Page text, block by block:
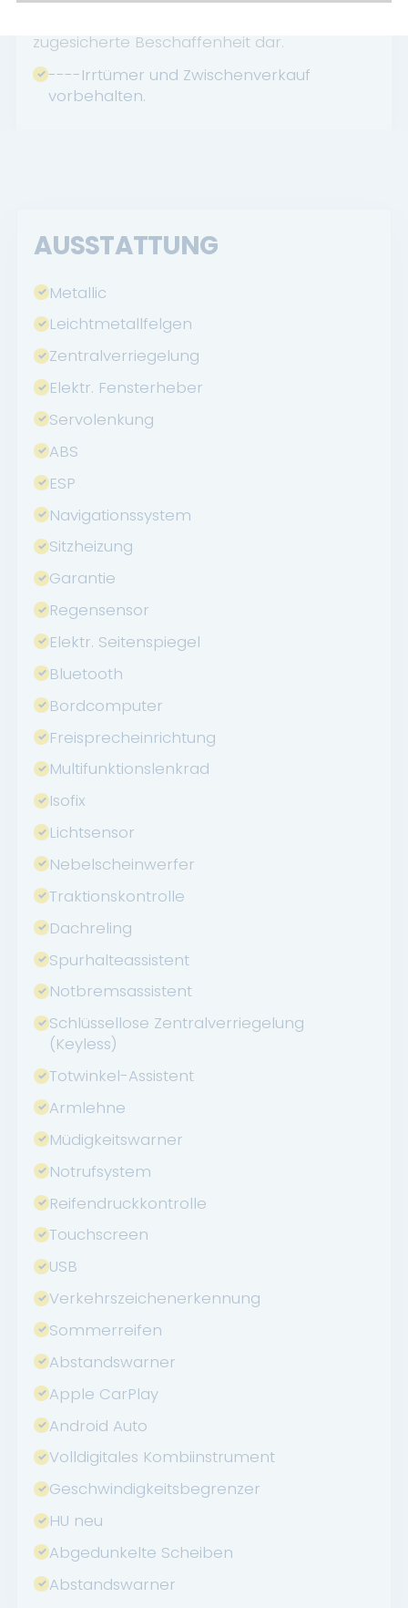
zugesicherte Beschaffenheit dar.
----Irrtümer und Zwischenverkauf
vorbehalten.
AUSSTATTUNG
Metallic
Leichtmetallfelgen
Zentralverriegelung
Elektr. Fensterheber
Servolenkung
ABS
ESP
Navigationssystem
Sitzheizung
Garantie
Regensensor
Elektr. Seitenspiegel
Bluetooth
Bordcomputer
Freisprecheinrichtung
Multifunktionslenkrad
Isofix
Lichtsensor
Nebelscheinwerfer
Traktionskontrolle
Dachreling
Spurhalteassistent
Notbremsassistent
Schlüssellose Zentralverriegelung
(Keyless)
Totwinkel-Assistent
Armlehne
Müdigkeitswarner
Notrufsystem
Reifendruckkontrolle
Touchscreen
USB
Verkehrszeichenerkennung
Sommerreifen
Abstandswarner
Apple CarPlay
Android Auto
Volldigitales Kombiinstrument
Geschwindigkeitsbegrenzer
HU neu
Abgedunkelte Scheiben
Abstandswarner